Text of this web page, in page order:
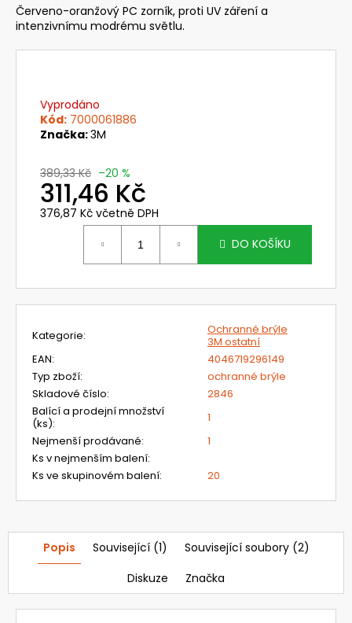
Červeno-oranžový PC zorník, proti UV záření a
intenzivnímu modrému světlu.
Vyprodáno
Kód: 7000061886
Značka:3M
389,33 Kč –20 %
311,46 Kč
376,87 Kč včetně DPH
DO KOŠÍKU
Kategorie:
Ochranné brýle
3M ostatní
EAN:
4046719296149
Typ zboží:
ochranné brýle
Skladové číslo:
2846
Balící a prodejní množství
(ks):
1
Nejmenší prodávané:
1
Ks v nejmenším balení:
Ks ve skupinovém balení: 20
Popis Související (1)
Související soubory (2)
Diskuze
Značka
r
u
č
703071
OCHRANA
HLAVY
Původně:
460